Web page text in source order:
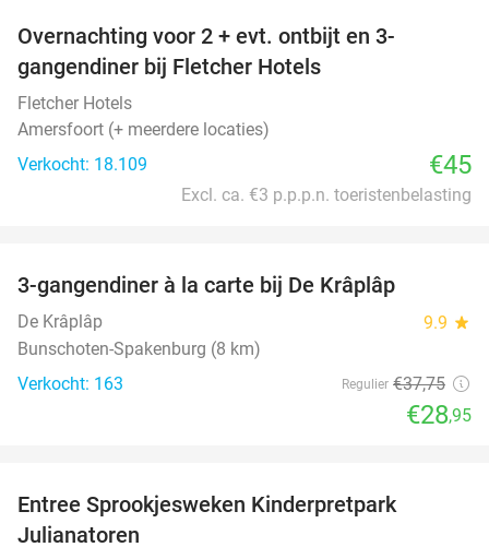
Overnachting voor 2 + evt. ontbijt en 3-
gangendiner bij Fletcher Hotels
Fletcher Hotels
Amersfoort (+ meerdere locaties)
Verkocht: 18.109
€45
Excl. ca. €3 p.p.p.n. toeristenbelasting
3-gangendiner à la carte bij De Krâplâp
De Krâplâp 9.9 star
Bunschoten-Spakenburg (8 km)
Verkocht: 163
Regulier €37,75
€28,95
Entree Sprookjesweken Kinderpretpark
Julianatoren